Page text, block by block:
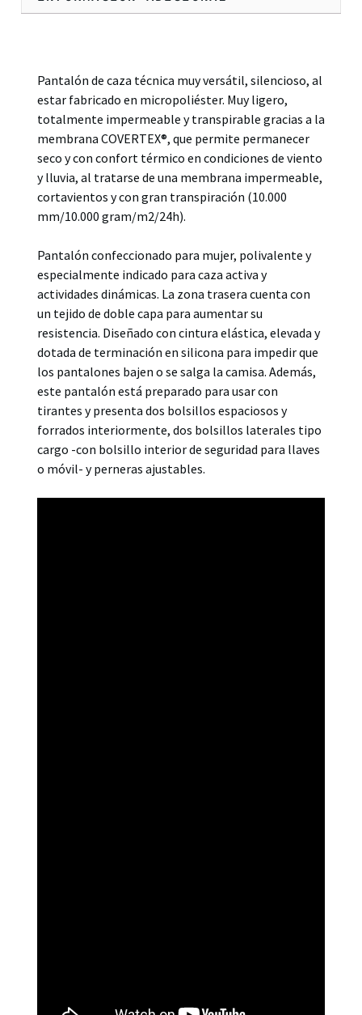
Pantalón de caza técnica muy versátil, silencioso, al
estar fabricado en micropoliéster. Muy ligero,
totalmente impermeable y transpirable gracias a la
membrana COVERTEX®, que permite permanecer
seco y con confort térmico en condiciones de viento
y lluvia, al tratarse de una membrana impermeable,
cortavientos y con gran transpiración (10.000
mm/10.000 gram/m2/24h).
Pantalón confeccionado para mujer, polivalente y
especialmente indicado para caza activa y
actividades dinámicas. La zona trasera cuenta con
un tejido de doble capa para aumentar su
resistencia. Diseñado con cintura elástica, elevada y
dotada de terminación en silicona para impedir que
los pantalones bajen o se salga la camisa. Además,
este pantalón está preparado para usar con
tirantes y presenta dos bolsillos espaciosos y
forrados interiormente, dos bolsillos laterales tipo
cargo -con bolsillo interior de seguridad para llaves
o móvil- y perneras ajustables.